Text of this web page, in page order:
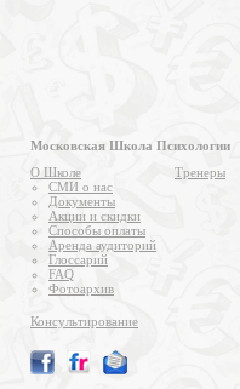
Московская Школа Психологии
О Школе
СМИ о нас
Документы
Акции и скидки
Способы оплаты
Аренда аудиторий
Глоссарий
FAQ
Фотоархив
Тренеры
Консультирование